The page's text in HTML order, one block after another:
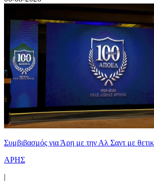
Συμβιβασμός για Άρη με την Αλ Σαντ με
ΑΡΗΣ
|